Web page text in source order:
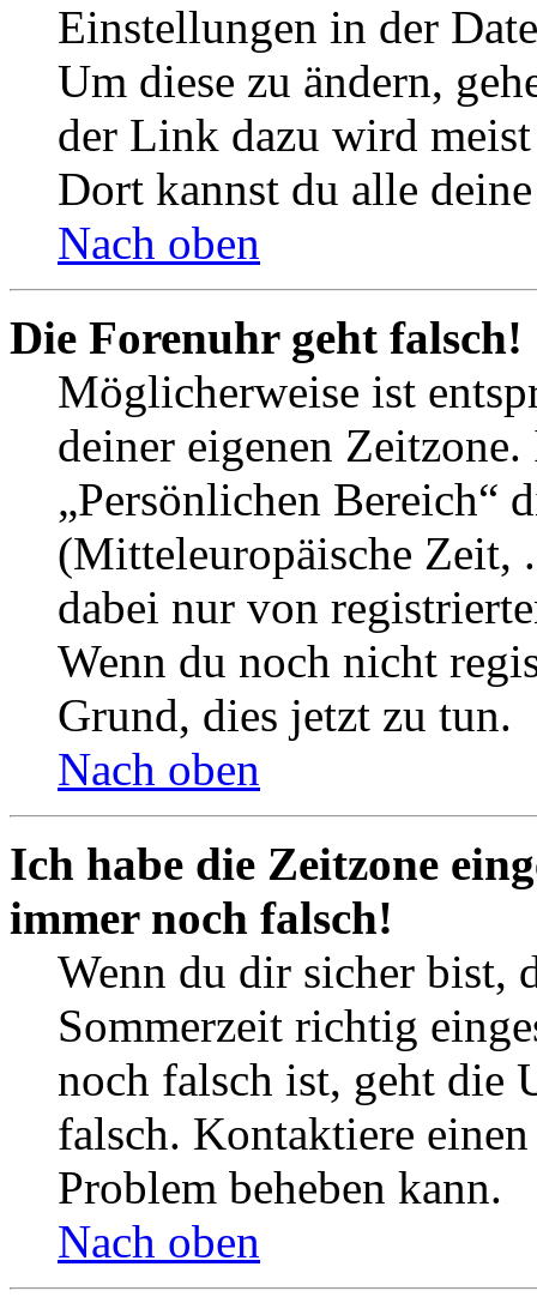
Einstellungen in der
Um diese zu ändern,
der Link dazu wird
Dort kannst du alle
Nach oben
Die Forenuhr geht falsch!
Möglicherweise ist
deiner eigenen
„Persönlichen Bereich“
(Mitteleuropäische Zeit,
dabei nur von
Wenn du noch nicht
Grund, dies jetzt zu tun.
Nach oben
Ich habe die Zeitzone
immer noch falsch!
Wenn du dir sicher bist,
Sommerzeit richtig
noch falsch ist, geht die
falsch. Kontaktiere
Problem beheben kann.
Nach oben